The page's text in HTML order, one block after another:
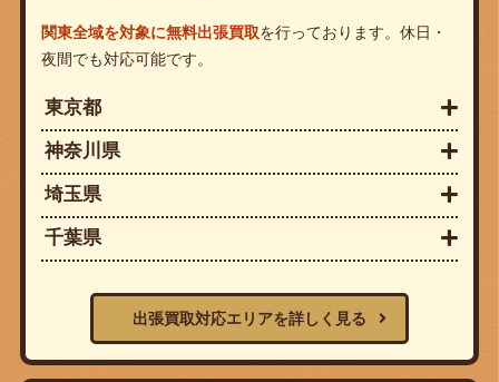
関東全域を対象に無料出張買取を行っております。休日・
夜間でも対応可能です。
東京都
神奈川県
埼玉県
千葉県
出張買取対応エリアを詳しく見る